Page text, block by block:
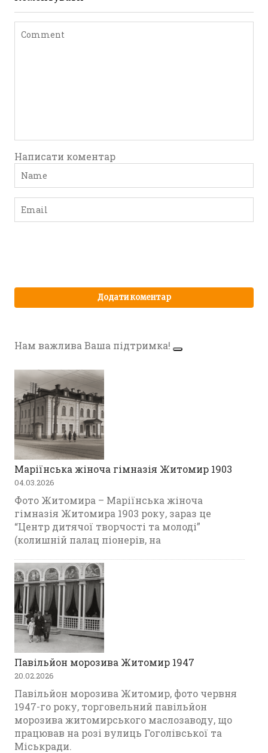
Написати коментар
Нам важлива Ваша підтримка!
Маріїнська жіноча гімназія Житомир 1903
04.03.2026
Фото Житомира – Маріїнська жіноча
гімназія Житомира 1903 року, зараз це
“Центр дитячої творчості та молоді”
(колишній палац піонерів, на
Павільйон морозива Житомир 1947
20.02.2026
Павільйон морозива Житомир, фото червня
1947-го року, торговельний павільйон
морозива житомирського маслозаводу, що
працював на розі вулиць Гоголівської та
Міськради.